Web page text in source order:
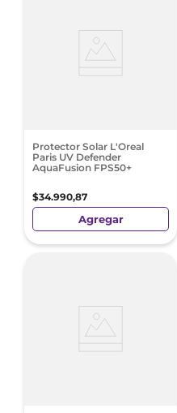
Protector Solar L'Oreal
Paris UV Defender
AquaFusion FPS50+
$34.990,87
Agregar